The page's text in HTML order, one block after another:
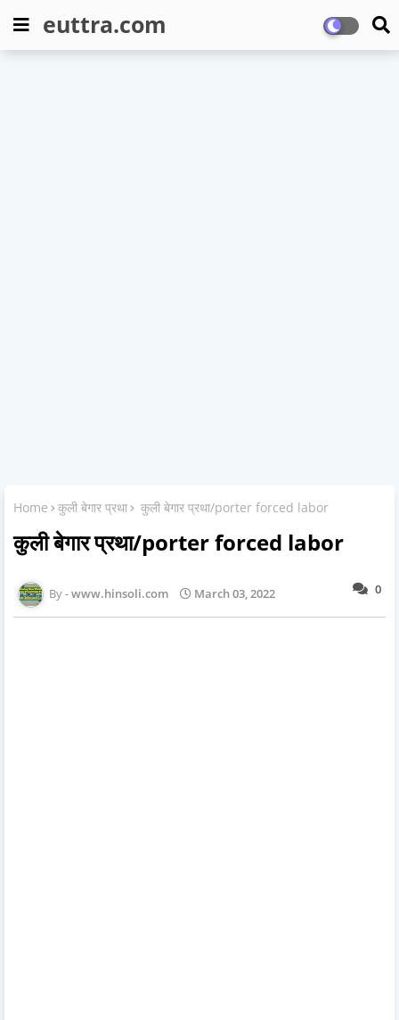
euttra.com
Home कुली बेगार प्रथा कुली बेगार प्रथा/porter forced labor
कुली बेगार प्रथा/porter forced labor
0
www.hinsoli.com March 03, 2022